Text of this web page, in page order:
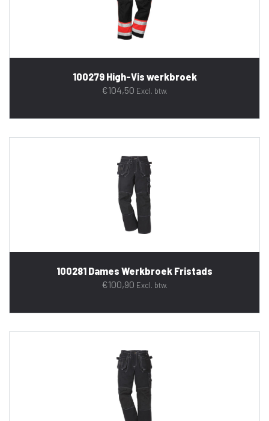
100279 High-Vis werkbroek
€104,50 Excl. btw.
100281 Dames Werkbroek Fristads
€100,90 Excl. btw.